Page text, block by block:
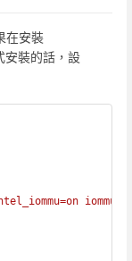
在安裝
安裝的話，設